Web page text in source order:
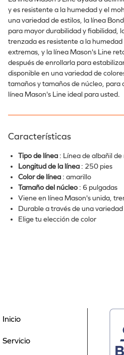
y es resistente a la humedad y el
una variedad de estilos, la línea
para mayor durabilidad y fiabilidad,
trenzada es resistente a la
extremas, y la línea Mason's Line
después de enrollarla para
disponible en una variedad de
tamaños y tamaños de núcleo, para
línea Mason's Line ideal para usted.
Características
Tipo de línea : Línea de albañil
Longitud de la línea : 250 pies
Color de línea : amarillo
Tamaño del núcleo : 6 pulgadas
Viene en línea Mason's unida,
Durable a través de una
Elige tu elección de color
Inicio
Servicio